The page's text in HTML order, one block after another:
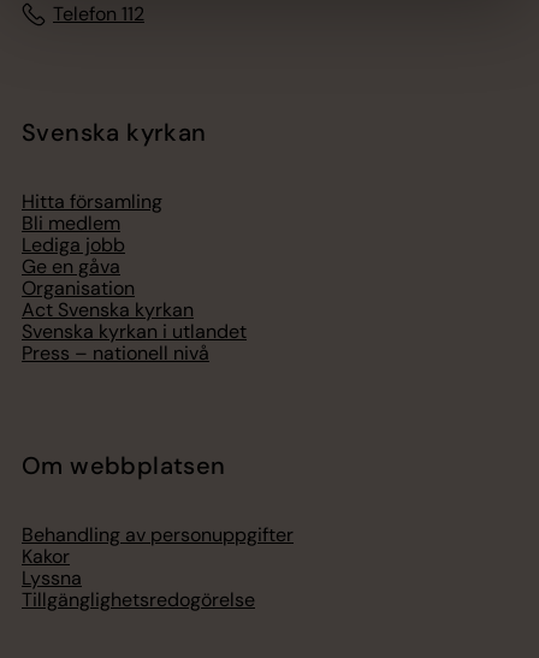
Telefon 112
Svenska kyrkan
Hitta församling
Bli medlem
Lediga jobb
Ge en gåva
Organisation
Act Svenska kyrkan
Svenska kyrkan i utlandet
Press – nationell nivå
Om webbplatsen
Behandling av personuppgifter
Kakor
Lyssna
Tillgänglighetsredogörelse